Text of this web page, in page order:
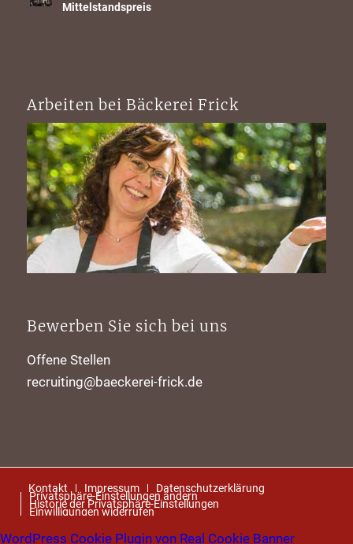
Mittelstandspreis
Arbeiten bei Bäckerei Frick
Bewerben Sie sich bei uns
Offene Stellen
recruiting@baeckerei-frick.de
Kontakt Impressum Datenschutzerklärung
Privatsphäre-Einstellungen ändern
Historie der Privatsphäre-Einstellungen
Einwilligungen widerrufen
WordPress Cookie Plugin von Real Cookie Banner